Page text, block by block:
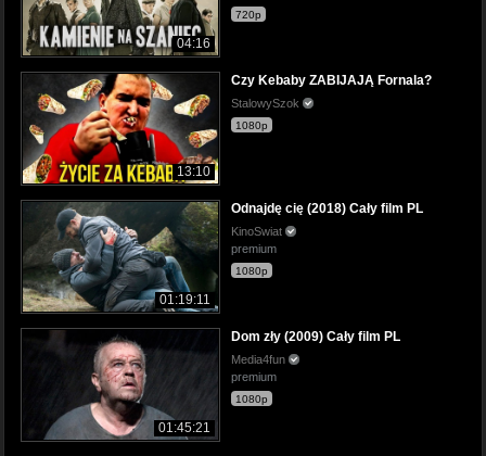
04:16
720p
13:10
Czy Kebaby ZABIJAJĄ Fornala?
StalowySzok
1080p
01:19:11
Odnajdę cię (2018) Cały film PL
KinoSwiat
premium
1080p
01:45:21
Dom zły (2009) Cały film PL
Media4fun
premium
1080p